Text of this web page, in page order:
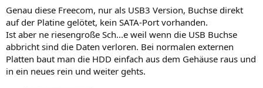
Genau diese Freecom, nur als USB3 Version, Buchse direkt
auf der Platine gelötet, kein SATA-Port vorhanden.
Ist aber ne riesengroße Sch...e weil wenn die USB Buchse
abbricht sind die Daten verloren. Bei normalen externen
Platten baut man die HDD einfach aus dem Gehäuse raus und
in ein neues rein und weiter gehts.